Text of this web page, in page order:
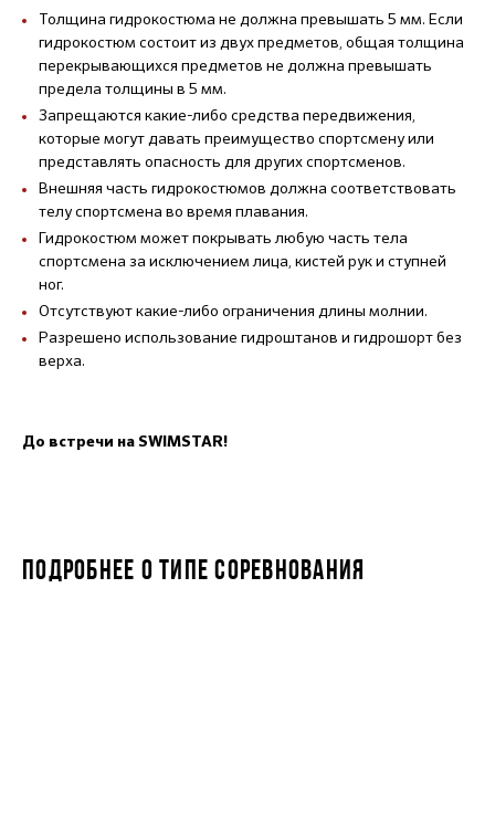
Толщина гидрокостюма не должна превышать 5 мм. Если
гидрокостюм состоит из двух предметов, общая толщина
перекрывающихся предметов не должна превышать
предела толщины в 5 мм.
Запрещаются какие-либо средства передвижения,
которые могут давать преимущество спортсмену или
представлять опасность для других спортсменов.
Внешняя часть гидрокостюмов должна соответствовать
телу спортсмена во время плавания.
Гидрокостюм может покрывать любую часть тела
спортсмена за исключением лица, кистей рук и ступней
ног.
Отсутствуют какие-либо ограничения длины молнии.
Разрешено использование гидроштанов и гидрошорт без
верха.
До встречи на SWIMSTAR!
ПОДРОБНЕЕ О ТИПЕ СОРЕВНОВАНИЯ